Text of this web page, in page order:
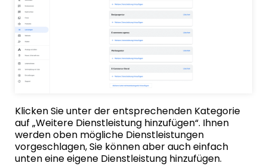
Klicken Sie unter der entsprechenden Kategorie
auf „Weitere Dienstleistung hinzufügen“. Ihnen
werden oben mögliche Dienstleistungen
vorgeschlagen, Sie können aber auch einfach
unten eine eigene Dienstleistung hinzufügen.